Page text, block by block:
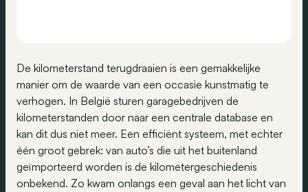
De kilometerstand terugdraaien is een gemakkelijke
manier om de waarde van een occasie kunstmatig te
verhogen. In België sturen garagebedrijven de
kilometerstanden door naar een centrale database en
kan dit dus niet meer. Een efficiënt systeem, met echter
één groot gebrek: van auto’s die uit het buitenland
geïmporteerd worden is de kilometergeschiedenis
onbekend. Zo kwam onlangs een geval aan het licht van